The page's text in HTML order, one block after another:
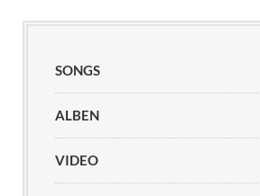
SONGS
ALBEN
VIDEO